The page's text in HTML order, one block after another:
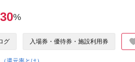
30%
グ 入場券・優待券・施設利用券